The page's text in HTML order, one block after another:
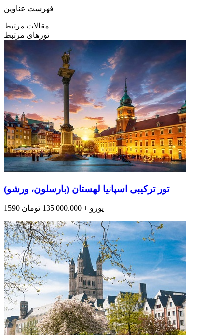
فهرست عناوین
مقالات مرتبط
تورهای مرتبط
تور ترکیبی اسپانیا لهستان (بارسلون، ورشو)
1590 یورو + 135.000.000 تومان